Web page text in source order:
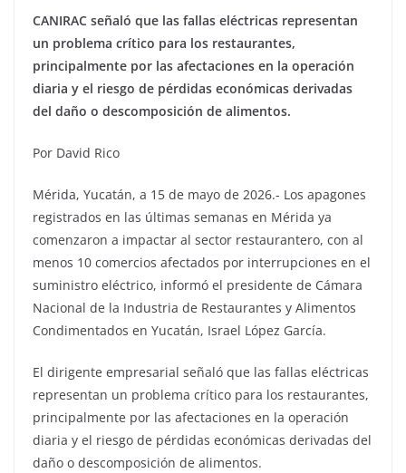
CANIRAC señaló que las fallas eléctricas representan
un problema crítico para los restaurantes,
principalmente por las afectaciones en la operación
diaria y el riesgo de pérdidas económicas derivadas
del daño o descomposición de alimentos.
Por David Rico
Mérida, Yucatán, a 15 de mayo de 2026.- Los apagones
registrados en las últimas semanas en Mérida ya
comenzaron a impactar al sector restaurantero, con al
menos 10 comercios afectados por interrupciones en el
suministro eléctrico, informó el presidente de Cámara
Nacional de la Industria de Restaurantes y Alimentos
Condimentados en Yucatán, Israel López García.
El dirigente empresarial señaló que las fallas eléctricas
representan un problema crítico para los restaurantes,
principalmente por las afectaciones en la operación
diaria y el riesgo de pérdidas económicas derivadas del
daño o descomposición de alimentos.